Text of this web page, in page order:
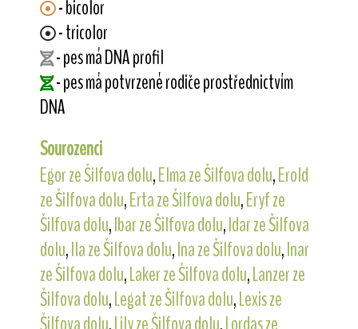
- bicolor
- tricolor
- pes má DNA profil
- pes má potvrzené rodiče prostřednictvím
DNA
Sourozenci
Egor ze Šilfova dolu,Elma ze Šilfova dolu,Erold
ze Šilfova dolu,Erta ze Šilfova dolu,Eryf ze
Šilfova dolu,Ibar ze Šilfova dolu,Idar ze Šilfova
dolu,Ila ze Šilfova dolu,Ina ze Šilfova dolu,Inar
ze Šilfova dolu,Laker ze Šilfova dolu,Lanzer ze
Šilfova dolu,Legat ze Šilfova dolu,Lexis ze